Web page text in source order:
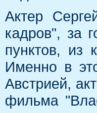
Актер
кадров", за
пунктов, из
Именно в
Австрией,
фильма